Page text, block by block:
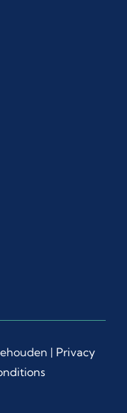
| Privacy